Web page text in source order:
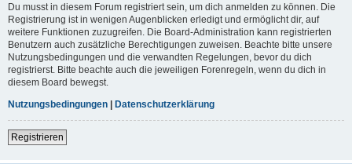
Du musst in diesem Forum registriert sein, um dich anmelden zu können. Die
Registrierung ist in wenigen Augenblicken erledigt und ermöglicht dir, auf
weitere Funktionen zuzugreifen. Die Board-Administration kann registrierten
Benutzern auch zusätzliche Berechtigungen zuweisen. Beachte bitte unsere
Nutzungsbedingungen und die verwandten Regelungen, bevor du dich
registrierst. Bitte beachte auch die jeweiligen Forenregeln, wenn du dich in
diesem Board bewegst.
Nutzungsbedingungen | Datenschutzerklärung
Registrieren